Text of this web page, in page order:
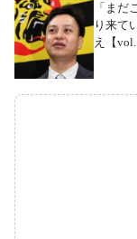
「まだ
り来て
え【